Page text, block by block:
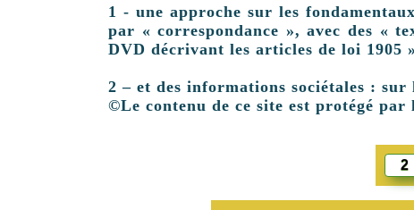
1 - une approche sur les
par « correspondance », avec des «
DVD décrivant les articles de loi 1905
2 – et des informations sociétales :
©Le contenu de ce site est protégé
2